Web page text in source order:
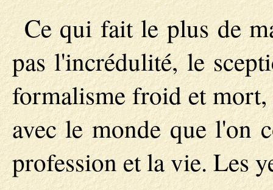
Ce qui fait le plus de
pas l'incrédulité, le
formalisme froid et mort,
avec le monde que l'on
profession et la vie. Les